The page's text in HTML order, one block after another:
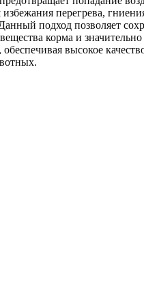
перегрева,
подход позволяет
корма и
обеспечивая высокое